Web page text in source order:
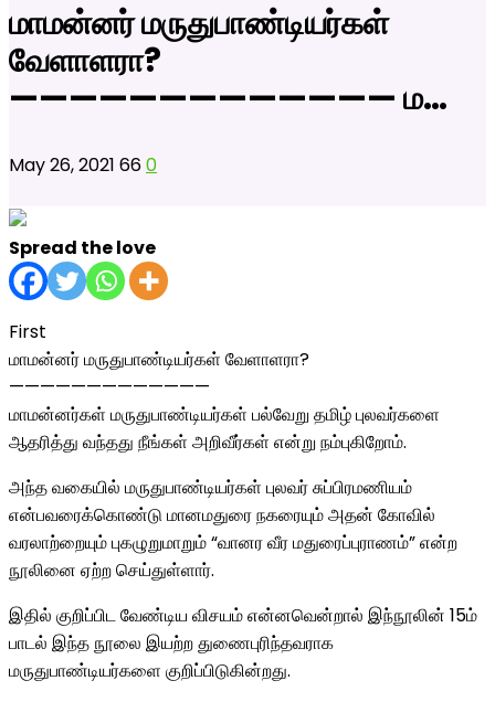
மாமன்னர் மருதுபாண்டியர்கள்
வேளாளரா?
————————————— ம…
May 26, 2021 660
Spread the love
First
மாமன்னர் மருதுபாண்டியர்கள் வேளாளரா?
—————————————
மாமன்னர்கள் மருதுபாண்டியர்கள் பல்வேறு தமிழ் புலவர்களை
ஆதரித்து வந்தது நீங்கள் அறிவீர்கள் என்று நம்புகிறோம்.
அந்த வகையில் மருதுபாண்டியர்கள் புலவர் சுப்பிரமணியம்
என்பவரைக்கொண்டு மானமதுரை நகரையும் அதன் கோவில்
வரலாற்றையும் புகழுறுமாறும் “வானர வீர மதுரைப்புராணம்” என்ற
நூலினை ஏற்ற செய்துள்ளார்.
இதில் குறிப்பிட வேண்டிய விசயம் என்னவென்றால் இந்நூலின் 15ம்
பாடல் இந்த நூலை இயற்ற துணைபுரிந்தவராக
மருதுபாண்டியர்களை குறிப்பிடுகின்றது.